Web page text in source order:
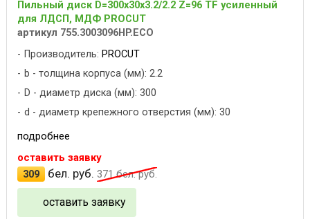
Пильный диск D=300x30x3.2/2.2 Z=96 TF усиленный
для ЛДСП, МДФ PROCUT
артикул 755.3003096HP.ECO
Производитель: PROCUT
b - толщина корпуса (мм): 2.2
D - диаметр диска (мм): 300
d - диаметр крепежного отверстия (мм): 30
подробнее
оставить заявку
309
бел. руб. 371бел. руб.
оставить заявку